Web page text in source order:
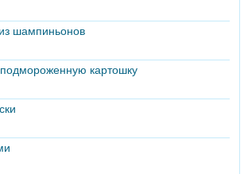
шампиньонов
подмороженную картошку